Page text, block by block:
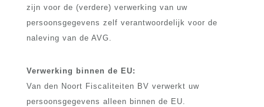
zijn voor de (verdere) verwerking van uw
persoonsgegevens zelf verantwoordelijk voor de
naleving van de AVG.
Verwerking binnen de EU:
Van den Noort Fiscaliteiten BV verwerkt uw
persoonsgegevens alleen binnen de EU.